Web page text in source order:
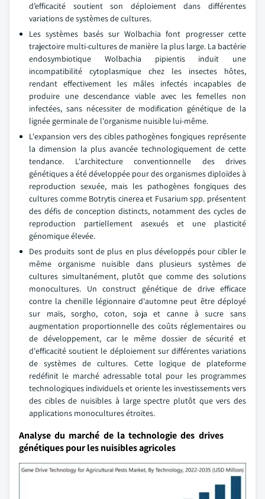
d’efficacité soutient son déploiement dans différentes
variations de systèmes de cultures.
Les systèmes basés sur Wolbachia font progresser cette
trajectoire multi-cultures de manière la plus large. La bactérie
endosymbiotique Wolbachia pipientis induit une
incompatibilité cytoplasmique chez les insectes hôtes,
rendant effectivement les mâles infectés incapables de
produire une descendance viable avec les femelles non
infectées, sans nécessiter de modification génétique de la
lignée germinale de l'organisme nuisible lui-même.
L'expansion vers des cibles pathogènes fongiques représente
la dimension la plus avancée technologiquement de cette
tendance. L'architecture conventionnelle des drives
génétiques a été développée pour des organismes diploïdes à
reproduction sexuée, mais les pathogènes fongiques des
cultures comme Botrytis cinerea et Fusarium spp. présentent
des défis de conception distincts, notamment des cycles de
reproduction partiellement asexués et une plasticité
génomique élevée.
Des produits sont de plus en plus développés pour cibler le
même organisme nuisible dans plusieurs systèmes de
cultures simultanément, plutôt que comme des solutions
monocultures. Un construct génétique de drive efficace
contre la chenille légionnaire d'automne peut être déployé
sur maïs, sorgho, coton, soja et canne à sucre sans
augmentation proportionnelle des coûts réglementaires ou
de développement, car le même dossier de sécurité et
d'efficacité soutient le déploiement sur différentes variations
de systèmes de cultures. Cette logique de plateforme
redéfinit le marché adressable total pour les programmes
technologiques individuels et oriente les investissements vers
des cibles de nuisibles à large spectre plutôt que vers des
applications monocultures étroites.
Analyse du marché de la technologie des drives
génétiques pour les nuisibles agricoles